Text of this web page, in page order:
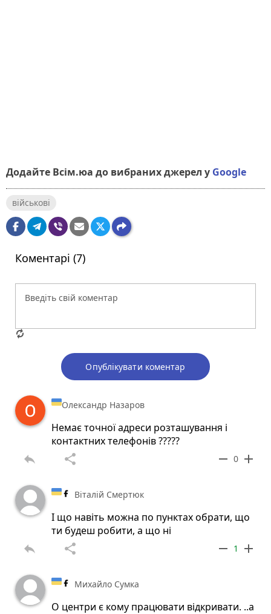
Додайте Всім.юа до вибраних джерел у Google
військові
Коментарі (7)
Опублікувати коментар
Олександр Назаров
Немає точної адреси розташування і
контактних телефонів ?????
reply share remove 0 add
Віталій Смертюк
І що навіть можна по пунктах обрати, що
ти будеш робити, а що ні
reply share remove 1 add
Михайло Сумка
О центри є кому працювати відкривати. ..а